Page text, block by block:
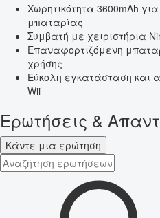
Χωρητικότητα 3600mAh
μπαταρίας
Συμβατή με χειριστήρια
Επαναφορτιζόμενη
χρήσης
Εύκολη εγκατάσταση και
Wii
Ερωτήσεις &
Κάντε μια ερώτηση